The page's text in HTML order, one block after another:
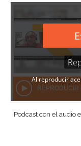
Podcast con el audio